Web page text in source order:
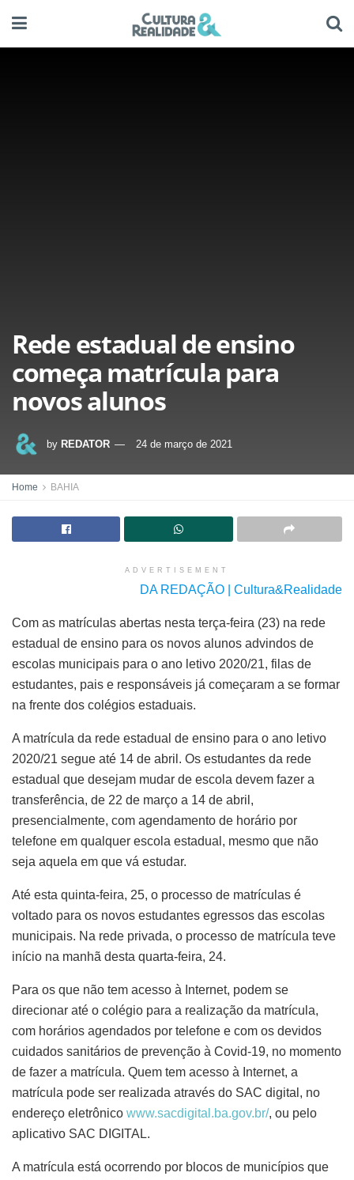
Rede estadual de ensino
começa matrícula para
novos alunos
by REDATOR 24 de março de 2021
Home BAHIA
ADVERTISEMENT
DA REDAÇÃO | Cultura&Realidade
Com as matrículas abertas nesta terça-feira (23) na rede
estadual de ensino para os novos alunos advindos de
escolas municipais para o ano letivo 2020/21, filas de
estudantes, pais e responsáveis já começaram a se formar
na frente dos colégios estaduais.
A matrícula da rede estadual de ensino para o ano letivo
2020/21 segue até 14 de abril. Os estudantes da rede
estadual que desejam mudar de escola devem fazer a
transferência, de 22 de março a 14 de abril,
presencialmente, com agendamento de horário por
telefone em qualquer escola estadual, mesmo que não
seja aquela em que vá estudar.
Até esta quinta-feira, 25, o processo de matrículas é
voltado para os novos estudantes egressos das escolas
municipais. Na rede privada, o processo de matrícula teve
início na manhã desta quarta-feira, 24.
Para os que não tem acesso à Internet, podem se
direcionar até o colégio para a realização da matrícula,
com horários agendados por telefone e com os devidos
cuidados sanitários de prevenção à Covid-19, no momento
de fazer a matrícula. Quem tem acesso à Internet, a
matrícula pode ser realizada através do SAC digital, no
endereço eletrônico www.sacdigital.ba.gov.br/, ou pelo
aplicativo SAC DIGITAL.
A matrícula está ocorrendo por blocos de municípios que